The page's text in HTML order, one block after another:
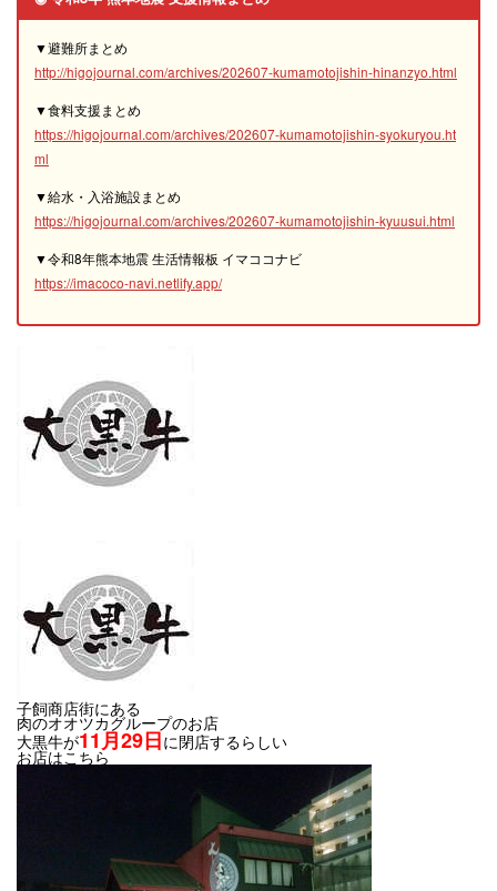
▼避難所まとめ
http://higojournal.com/archives/202607-kumamotojishin-hinanzyo.html
▼食料支援まとめ
https://higojournal.com/archives/202607-kumamotojishin-syokuryou.ht
ml
▼給水・入浴施設まとめ
https://higojournal.com/archives/202607-kumamotojishin-kyuusui.html
▼令和8年熊本地震 生活情報板 イマココナビ
https://imacoco-navi.netlify.app/
子飼商店街にある
肉のオオツカグループのお店
大黒牛が11月29日に閉店するらしい
お店はこちら